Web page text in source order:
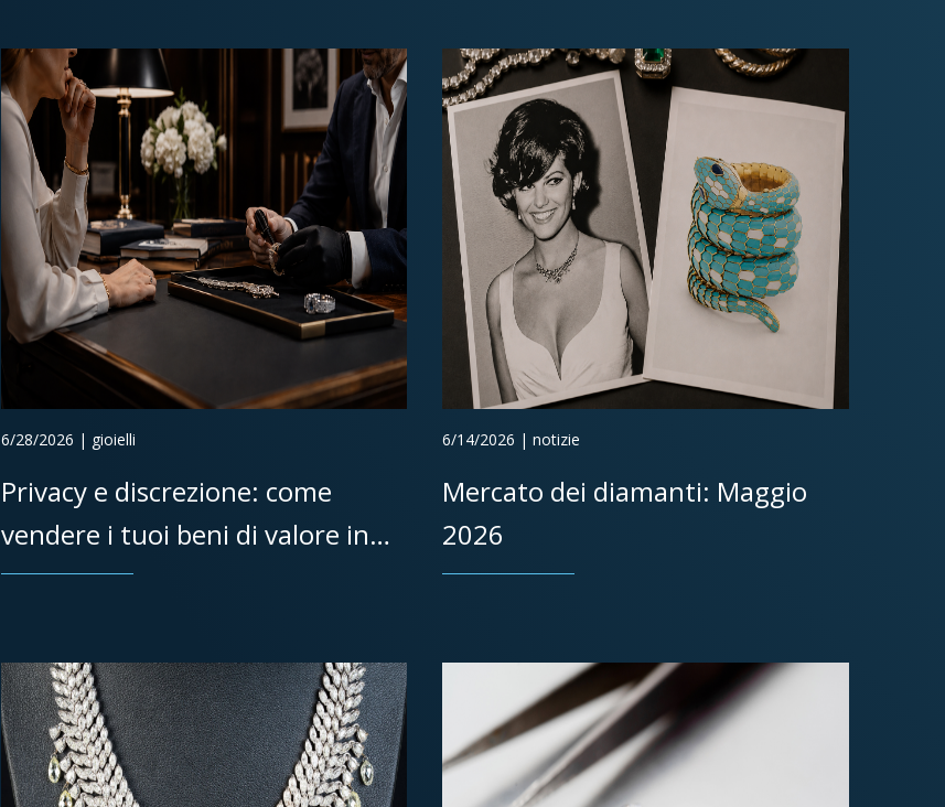
6/28/2026 | gioielli
Privacy e discrezione: come
vendere i tuoi beni di valore in
privato
6/14/2026 | notizie
Mercato dei diamanti: Maggio
2026